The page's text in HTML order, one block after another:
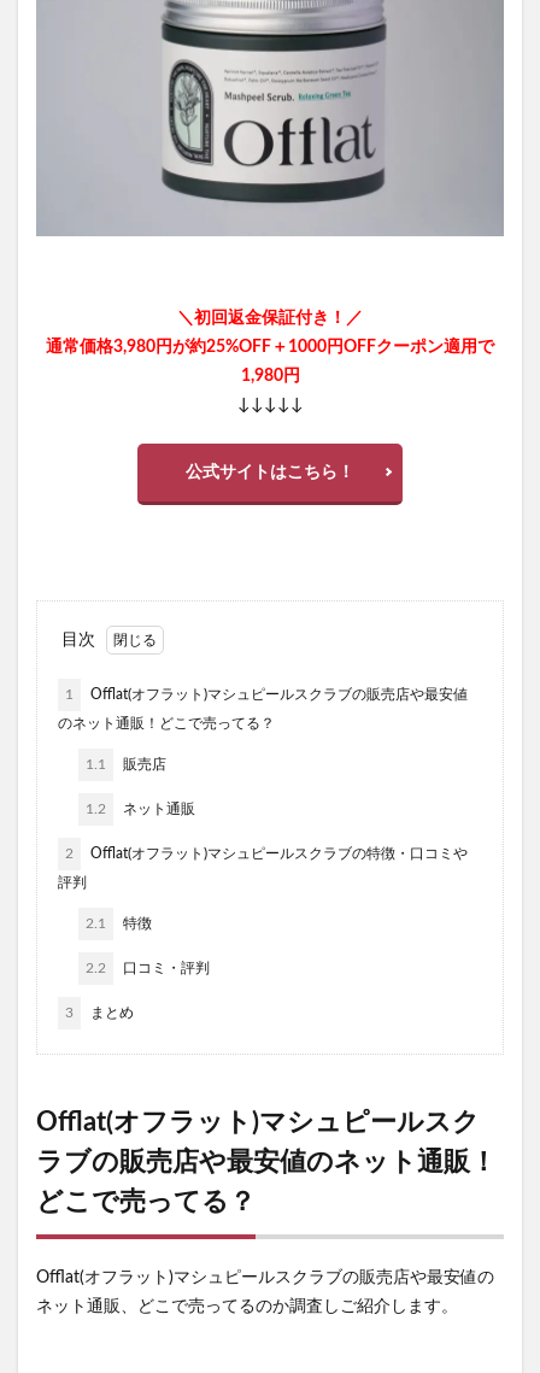
＼初回返金保証付き！／
通常価格3,980円が約25%OFF＋1000円OFFクーポン適用で
1,980円
↓↓↓↓↓
公式サイトはこちら！
目次
1
Offlat(オフラット)マシュピールスクラブの販売店や最安値
のネット通販！どこで売ってる？
1.1 販売店
1.2 ネット通販
2
Offlat(オフラット)マシュピールスクラブの特徴・口コミや
評判
2.1 特徴
2.2 口コミ・評判
3 まとめ
Offlat(オフラット)マシュピールスク
ラブの販売店や最安値のネット通販！
どこで売ってる？
Offlat(オフラット)マシュピールスクラブの販売店や最安値の
ネット通販、どこで売ってるのか調査しご紹介します。